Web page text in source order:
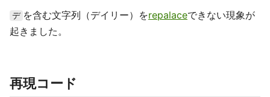
デ を含む文字列（デイリー）をrepalaceできない現象が
起きました。
再現コード